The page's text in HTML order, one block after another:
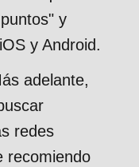
y
y Android.
adelante,
redes
recomiendo